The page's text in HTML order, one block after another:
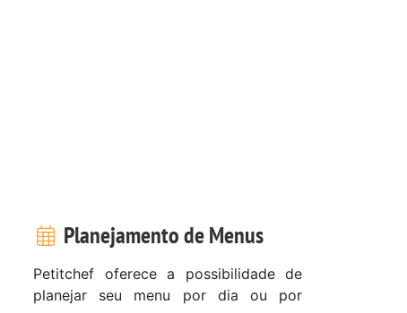
Planejamento de Menus
Petitchef oferece a possibilidade de
planejar seu menu por dia ou por